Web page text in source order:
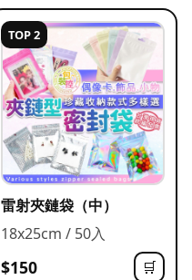
TOP 2
雷射夾鏈袋（中）
18x25cm / 50入
$150 🛒